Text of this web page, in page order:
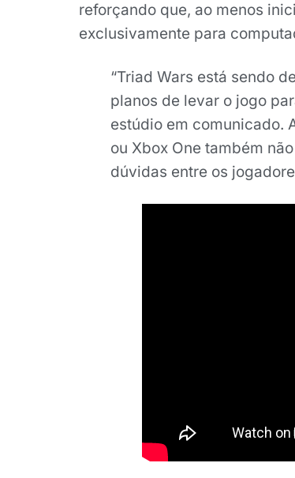
reforçando que, ao menos
exclusivamente para
“Triad Wars está sendo
planos de levar o jogo
estúdio em comunicado.
ou Xbox One também
dúvidas entre os